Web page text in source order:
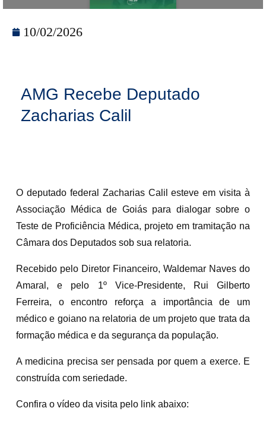
10/02/2026
AMG Recebe Deputado
Zacharias Calil
O deputado federal Zacharias Calil esteve em visita à
Associação Médica de Goiás para dialogar sobre o
Teste de Proficiência Médica, projeto em tramitação na
Câmara dos Deputados sob sua relatoria.
Recebido pelo Diretor Financeiro, Waldemar Naves do
Amaral, e pelo 1º Vice-Presidente, Rui Gilberto
Ferreira, o encontro reforça a importância de um
médico e goiano na relatoria de um projeto que trata da
formação médica e da segurança da população.
A medicina precisa ser pensada por quem a exerce. E
construída com seriedade.
Confira o vídeo da visita pelo link abaixo: